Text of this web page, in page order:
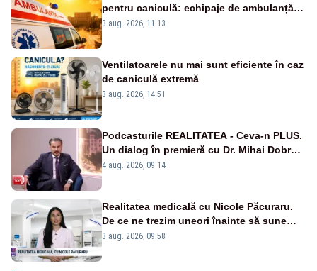
pentru caniculă: echipaje de ambulanță
suplimentate, stocuri de medicamente
3 aug. 2026, 11:13
Ventilatoarele nu mai sunt eficiente în caz
de caniculă extremă
3 aug. 2026, 14:51
Podcasturile REALITATEA - Ceva-n PLUS.
Un dialog în premieră cu Dr. Mihai Dobra –
VIDEO
4 aug. 2026, 09:14
Realitatea medicală cu Nicole Păcuraru.
De ce ne trezim uneori înainte să sune
alarma?
3 aug. 2026, 09:58